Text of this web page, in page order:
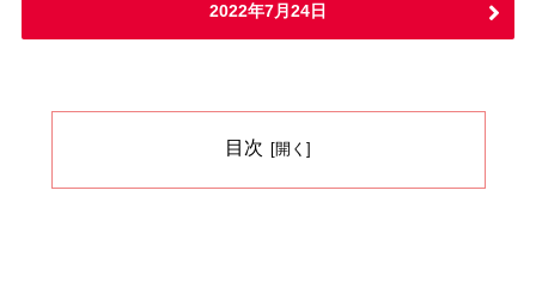
2022年7月24日
目次